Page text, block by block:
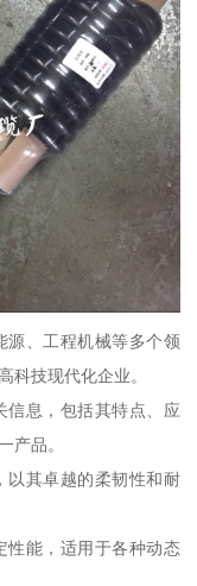
源、工程机械等多个领
科技现代化企业。
信息，包括其特点、应
产品。
以其卓越的柔韧性和耐
性能，适用于各种动态